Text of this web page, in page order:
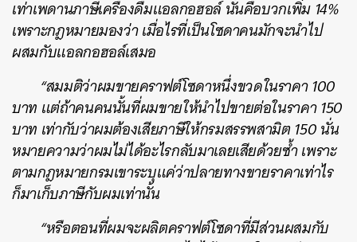
เท่าเพดานภาษีเครื่องดื่มแอลกอฮอล์ นั่นคือบวกเพิ่ม 14%
เพราะกฎหมายมองว่า เมื่อไรที่เป็นโซดาคนมักจะนำไป
ผสมกับแอลกอฮอล์เสมอ
“สมมติว่าผมขายคราฟต์โซดาหนึ่งขวดในราคา 100
บาท แต่ถ้าคนคนนั้นที่ผมขายให้นำไปขายต่อในราคา 150
บาท เท่ากับว่าผมต้องเสียภาษีให้กรมสรรพสามิต 150 นั่น
หมายความว่าผมไม่ได้อะไรกลับมาเลยเสียด้วยซ้ำ เพราะ
ตามกฎหมายกรมเขาระบุแค่ว่าปลายทางขายราคาเท่าไร
ก็มาเก็บภาษีกับผมเท่านั้น
“หรือตอนที่ผมจะผลิตคราฟต์โซดาที่มีส่วนผสมกับ